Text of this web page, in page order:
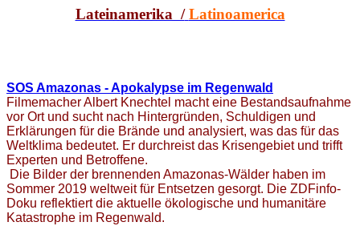
Lateinamerika / Latinoamerica
SOS Amazonas - Apokalypse im Regenwald
Filmemacher Albert Knechtel macht eine Bestandsaufnahme
vor Ort und sucht nach Hintergründen, Schuldigen und
Erklärungen für die Brände und analysiert, was das für das
Weltklima bedeutet. Er durchreist das Krisengebiet und trifft
Experten und Betroffene.
Die Bilder der brennenden Amazonas-Wälder haben im
Sommer 2019 weltweit für Entsetzen gesorgt. Die ZDFinfo-
Doku reflektiert die aktuelle ökologische und humanitäre
Katastrophe im Regenwald.